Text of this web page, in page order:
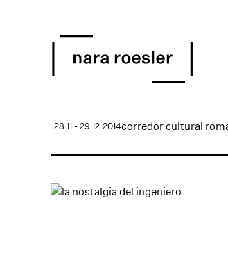
corredor cultural
28.11 - 29.12.2014